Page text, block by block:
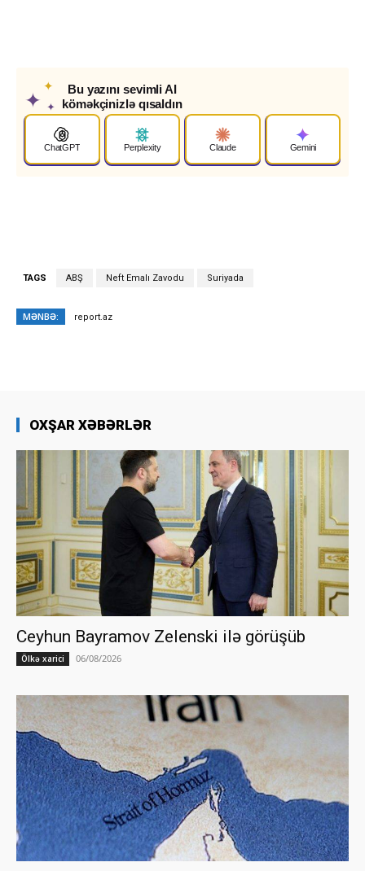
✦
✦
✦
Bu yazını sevimli AI
köməkçinizlə qısaldın
ChatGPT Perplexity Claude Gemini
TAGS ABŞ Neft Emalı Zavodu Suriyada
MƏNBƏ: report.az
OXŞAR XƏBƏRLƏR
Ceyhun Bayramov Zelenski ilə görüşüb
Ölkə xarici 06/08/2026